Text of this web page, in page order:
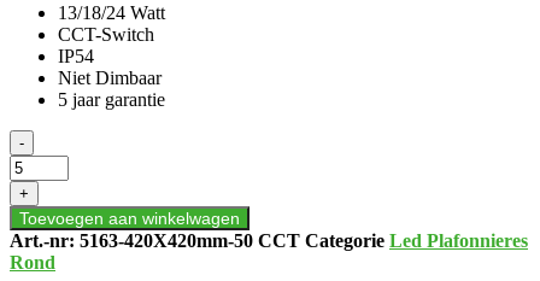
13/18/24 Watt
CCT-Switch
IP54
Niet Dimbaar
5 jaar garantie
LED
PLAFONNIERE
13-
18-
24W-
CCT
aantal
-
+
Toevoegen aan winkelwagen
Art.-nr: 5163-420X420mm-50 CCT Categorie Led Plafonnieres
Rond